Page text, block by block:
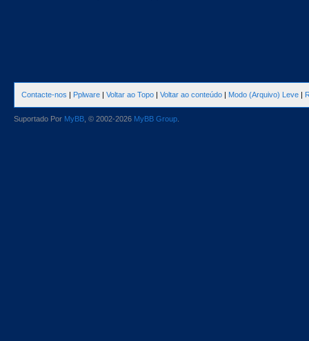
Contacte-nos | Pplware | Voltar ao Topo | Voltar ao conteúdo | Modo (Arquivo) Leve |
Suportado Por MyBB , © 2002-2026 MyBB Group